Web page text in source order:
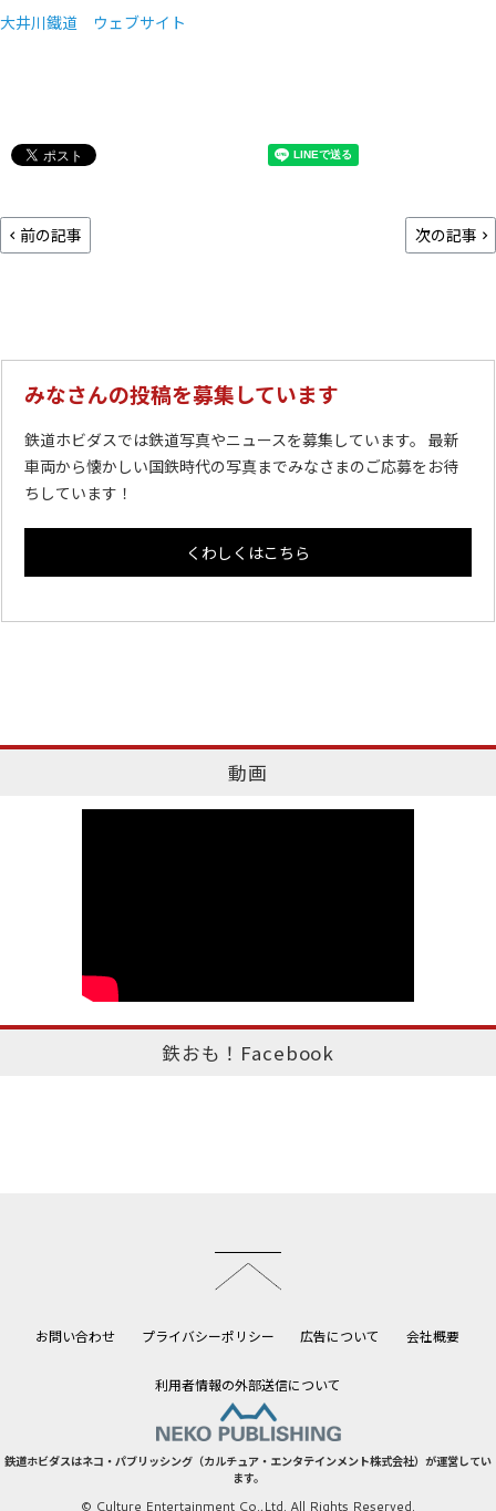
大井川鐵道 ウェブサイト
前の記事 次の記事
みなさんの投稿を募集しています
鉄道ホビダスでは鉄道写真やニュースを募集しています。 最新
車両から懐かしい国鉄時代の写真までみなさまのご応募をお待
ちしています！
くわしくはこちら
動画
鉄おも！Facebook
お問い合わせ プライバシーポリシー 広告について 会社概要
利用者情報の外部送信について
鉄道ホビダスはネコ・パブリッシング（カルチュア・エンタテインメント株式会社）が運営してい
ます。
© Culture Entertainment Co.,Ltd. All Rights Reserved.